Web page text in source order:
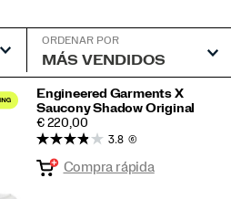
ORDENAR POR
Engineered Garments X
Saucony Shadow Original
PRICE
€ 220,00
3.8 (6)
Compra rápida